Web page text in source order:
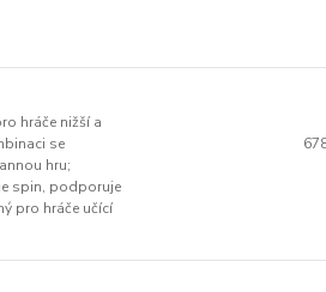
hráče nižší a
se
hru;
spin, podporuje
pro hráče učící